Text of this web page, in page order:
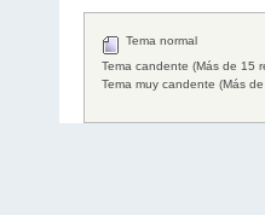
Tema normal
Tema candente (Más de 15
Tema muy candente (Más